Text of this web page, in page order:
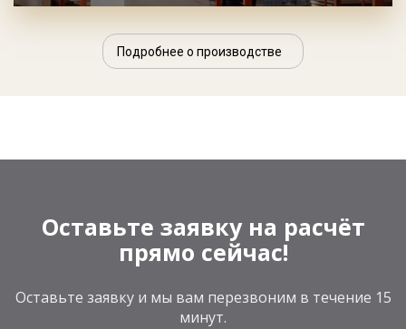
Подробнее о производстве
Оставьте заявку на расчёт
прямо сейчас!
Оставьте заявку и мы вам перезвоним в течение 15
минут.